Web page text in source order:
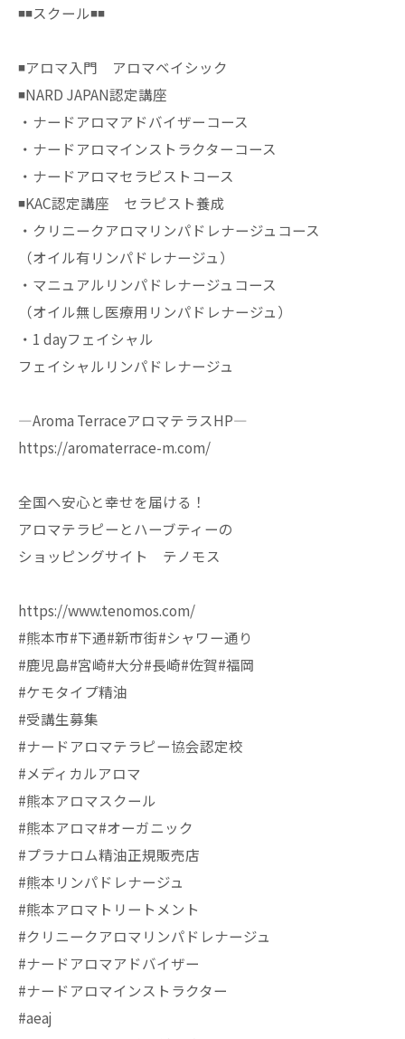
◾️◾️スクール◾️◾️
◾️アロマ入門 アロマベイシック
◾️NARD JAPAN認定講座
・ナードアロマアドバイザーコース
・ナードアロマインストラクターコース
・ナードアロマセラピストコース
◾️KAC認定講座 セラピスト養成
・クリニークアロマリンパドレナージュコース
（オイル有リンパドレナージュ）
・マニュアルリンパドレナージュコース
（オイル無し医療用リンパドレナージュ）
・1 dayフェイシャル
フェイシャルリンパドレナージュ
—Aroma TerraceアロマテラスHP—
https://aromaterrace-m.com/
全国へ安心と幸せを届ける！
アロマテラピーとハーブティーの
ショッピングサイト テノモス
https://www.tenomos.com/
#熊本市#下通#新市街#シャワー通り
#鹿児島#宮崎#大分#長崎#佐賀#福岡
#ケモタイプ精油
#受講生募集
#ナードアロマテラピー協会認定校
#メディカルアロマ
#熊本アロマスクール
#熊本アロマ#オーガニック
#プラナロム精油正規販売店
#熊本リンパドレナージュ
#熊本アロマトリートメント
#クリニークアロマリンパドレナージュ
#ナードアロマアドバイザー
#ナードアロマインストラクター
#aeaj